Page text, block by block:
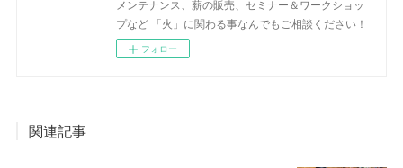
メンテナンス、薪の販売、セミナー＆ワークショッ
プなど 「火」に関わる事なんでもご相談ください！
フォロー
関連記事